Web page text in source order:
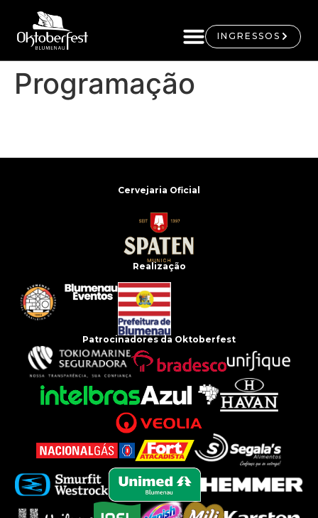
INGRESSOS
Programação
Cervejaria Oficial
Realização
Patrocinadores da Oktoberfest